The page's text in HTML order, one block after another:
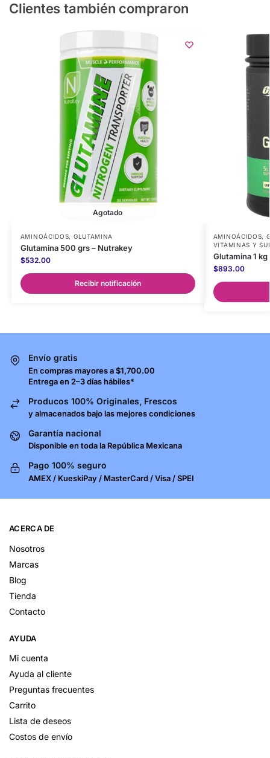
Clientes también compraron
Agotado
AMINOÁCIDOS, GLUTAMINA
Glutamina 500 grs – Nutrakey
$532.00
Recibir notificación
AMINOÁCIDOS,
VITAMINAS Y
Glutamina 1
$893.00
Envío gratis
En compras mayores a $1,700.00
Entrega en 2–3 días hábiles*
Producos 100% Originales, Frescos
y almacenados bajo las mejores condiciones
Garantía nacional
Disponible en toda la República Mexicana
Pago 100% seguro
AMEX / KueskiPay / MasterCard / Visa / SPEI
ACERCA DE
Nosotros
Marcas
Blog
Tienda
Contacto
AYUDA
Mi cuenta
Ayuda al cliente
Preguntas frecuentes
Carrito
Lista de deseos
Costos de envío